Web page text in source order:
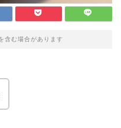
含む場合があります